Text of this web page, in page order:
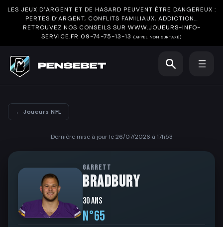
LES JEUX D’ARGENT ET DE HASARD PEUVENT ÊTRE DANGEREUX :
PERTES D’ARGENT, CONFLITS FAMILIAUX, ADDICTION…
RETROUVEZ NOS CONSEILS SUR WWW.JOUEURS-INFO-
SERVICE.FR 09-74-75-13-13 (APPEL NON SURTAXÉ)
← Joueurs NFL
Dernière mise à jour le 26/07/2026 à 17h53
GARRETT
BRADBURY
30 ans
N°65